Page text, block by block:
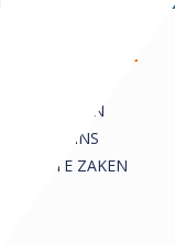
REDACTIONEEL
ARTIKELEN
COLUMNS
KORTE ZAKEN